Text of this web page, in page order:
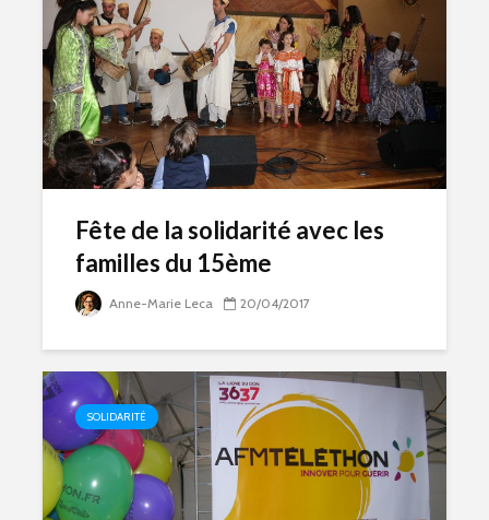
Fête de la solidarité avec les
familles du 15ème
Anne-Marie Leca 20/04/2017
SOLIDARITÉ